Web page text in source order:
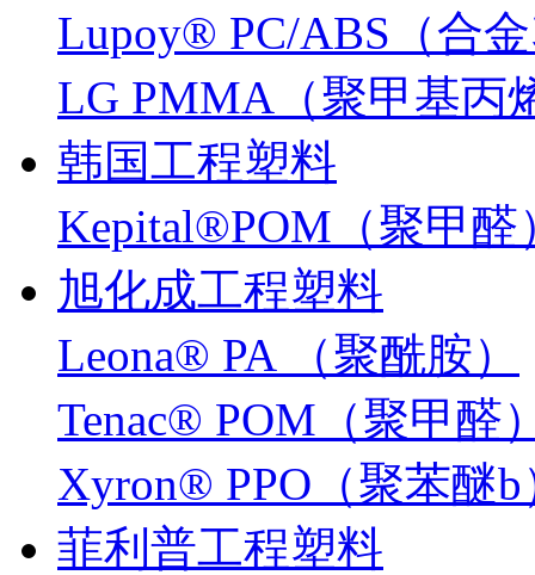
Lupoy® PC/ABS（合
LG PMMA（聚甲基丙
韩国工程塑料
Kepital®POM（聚甲醛
旭化成工程塑料
Leona® PA （聚酰胺）
Tenac® POM（聚甲醛
Xyron® PPO（聚苯醚b
菲利普工程塑料